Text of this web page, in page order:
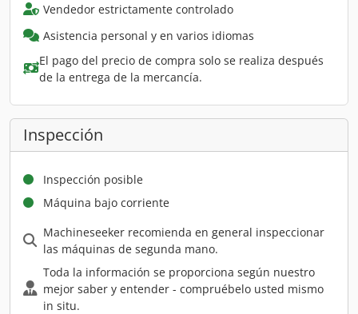
Vendedor estrictamente controlado
Asistencia personal y en varios idiomas
El pago del precio de compra solo se realiza después
de la entrega de la mercancía.
Inspección
Inspección posible
Máquina bajo corriente
Machineseeker recomienda en general inspeccionar
las máquinas de segunda mano.
Toda la información se proporciona según nuestro
mejor saber y entender - compruébelo usted mismo
in situ.